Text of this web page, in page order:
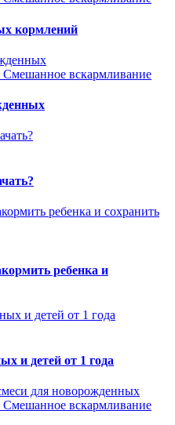
кормлений
Смешанное вскармливание
ребенка и
и детей от 1 года
Смешанное вскармливание